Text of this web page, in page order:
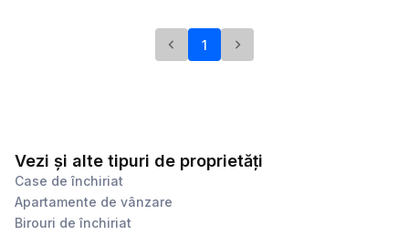
1
Vezi și alte tipuri de proprietăți
Case de închiriat
Apartamente de vânzare
Birouri de închiriat